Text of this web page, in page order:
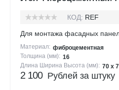
КОД: REF
Для монтажа фасадных
Материал: фиброцементная
Толщина (мм): 16
Длина Ширина Высота (мм): 70 х
2 100 Рублей за штуку